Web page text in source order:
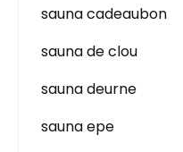
sauna cadeaubon
sauna de clou
sauna deurne
sauna epe